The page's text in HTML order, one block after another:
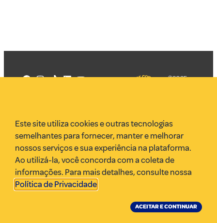
VR Assessoria
Parcerias
Envie uma pauta
Anuncie
©2025
Este site utiliza cookies e outras tecnologias
semelhantes para fornecer, manter e melhorar
nossos serviços e sua experiência na plataforma.
Ao utilizá-la, você concorda com a coleta de
informações. Para mais detalhes, consulte nossa
Política de Privacidade.
ACEITAR E CONTINUAR